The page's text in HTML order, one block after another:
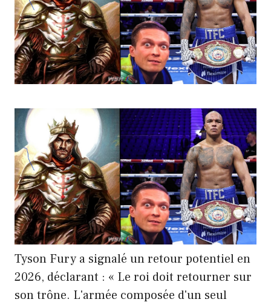
Tyson Fury a signalé un retour potentiel en
2026, déclarant : « Le roi doit retourner sur
son trône. L'armée composée d'un seul